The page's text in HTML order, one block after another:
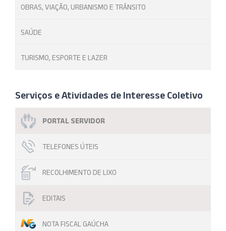
OBRAS, VIAÇÃO, URBANISMO E TRÂNSITO
SAÚDE
TURISMO, ESPORTE E LAZER
Serviços e Atividades de Interesse Coletivo
PORTAL SERVIDOR
TELEFONES ÚTEIS
RECOLHIMENTO DE LIXO
EDITAIS
NOTA FISCAL GAÚCHA